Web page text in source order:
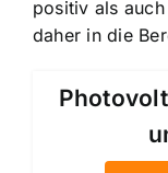
positiv als
daher in die